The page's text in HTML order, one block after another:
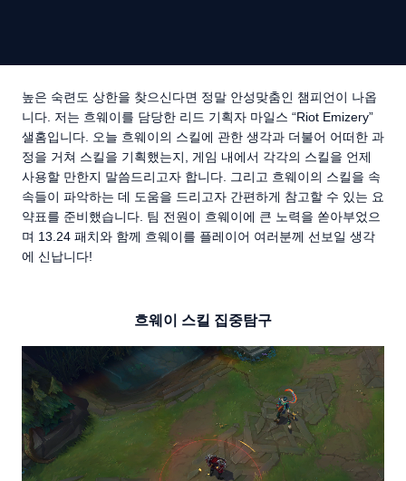
높은 숙련도 상한을 찾으신다면 정말 안성맞춤인 챔피언이 나옵
니다. 저는 흐웨이를 담당한 리드 기획자 마일스 “Riot Emizery”
샐홈입니다. 오늘 흐웨이의 스킬에 관한 생각과 더불어 어떠한 과
정을 거쳐 스킬을 기획했는지, 게임 내에서 각각의 스킬을 언제
사용할 만한지 말씀드리고자 합니다. 그리고 흐웨이의 스킬을 속
속들이 파악하는 데 도움을 드리고자 간편하게 참고할 수 있는 요
약표를 준비했습니다. 팀 전원이 흐웨이에 큰 노력을 쏟아부었으
며 13.24 패치와 함께 흐웨이를 플레이어 여러분께 선보일 생각
에 신납니다!
흐웨이 스킬 집중탐구